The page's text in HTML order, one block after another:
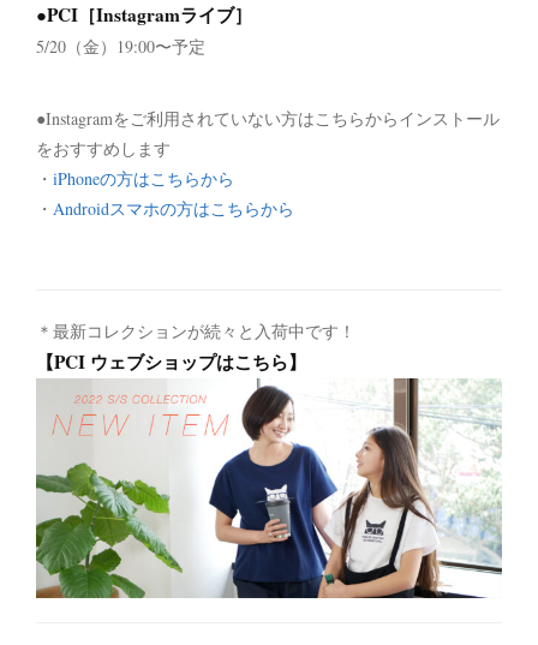
●PCI［Instagramライブ］
5/20（金）19:00〜予定
●Instagramをご利用されていない方はこちらからインストール
をおすすめします
・ iPhoneの方はこちらから
・ Androidスマホの方はこちらから
＊最新コレクションが続々と入荷中です！
【PCI ウェブショップはこちら】